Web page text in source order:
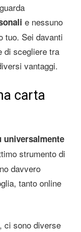
e nessuno
tuo. Sei davanti
di scegliere tra
vantaggi.
carta
universalmente
strumento di
davvero
tanto online
ci sono diverse